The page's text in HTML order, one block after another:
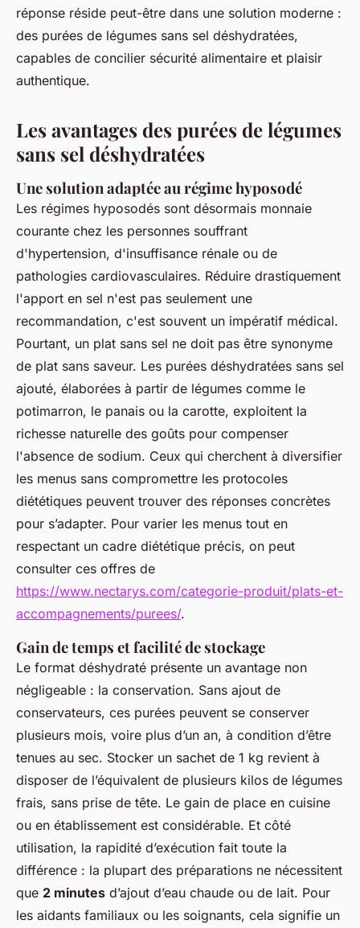
réponse réside peut-être dans une solution moderne :
des purées de légumes sans sel déshydratées,
capables de concilier sécurité alimentaire et plaisir
authentique.
Les avantages des purées de légumes
sans sel déshydratées
Une solution adaptée au régime hyposodé
Les régimes hyposodés sont désormais monnaie
courante chez les personnes souffrant
d'hypertension, d'insuffisance rénale ou de
pathologies cardiovasculaires. Réduire drastiquement
l'apport en sel n'est pas seulement une
recommandation, c'est souvent un impératif médical.
Pourtant, un plat sans sel ne doit pas être synonyme
de plat sans saveur. Les purées déshydratées sans sel
ajouté, élaborées à partir de légumes comme le
potimarron, le panais ou la carotte, exploitent la
richesse naturelle des goûts pour compenser
l'absence de sodium. Ceux qui cherchent à diversifier
les menus sans compromettre les protocoles
diététiques peuvent trouver des réponses concrètes
pour s’adapter. Pour varier les menus tout en
respectant un cadre diététique précis, on peut
consulter ces offres de
https://www.nectarys.com/categorie-produit/plats-et-
accompagnements/purees/.
Gain de temps et facilité de stockage
Le format déshydraté présente un avantage non
négligeable : la conservation. Sans ajout de
conservateurs, ces purées peuvent se conserver
plusieurs mois, voire plus d’un an, à condition d’être
tenues au sec. Stocker un sachet de 1 kg revient à
disposer de l’équivalent de plusieurs kilos de légumes
frais, sans prise de tête. Le gain de place en cuisine
ou en établissement est considérable. Et côté
utilisation, la rapidité d’exécution fait toute la
différence : la plupart des préparations ne nécessitent
que 2 minutes d’ajout d’eau chaude ou de lait. Pour
les aidants familiaux ou les soignants, cela signifie un